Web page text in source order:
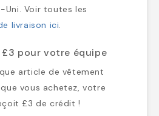
Uni. Voir toutes les
livraison ici.
£3 pour votre équipe
article de vêtement
vous achetez, votre
£3 de crédit !